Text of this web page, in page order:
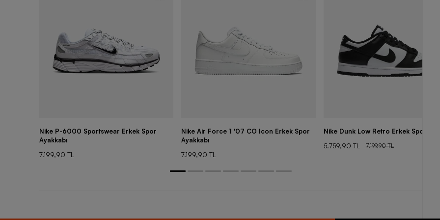
Nike P-6000 Sportswear Erkek Spor
Ayakkabı
7.199,90 TL
Nike Air Force 1 '07 CO Icon Erkek Spor
Ayakkabı
7.199,90 TL
Nike Dunk Low Retro Erkek Spor
5.759,90 TL
7.199,90 TL